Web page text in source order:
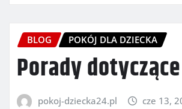
BLOG POKÓJ DLA DZIECKA
Porady
pokoj-dziecka24.pl cze 13,